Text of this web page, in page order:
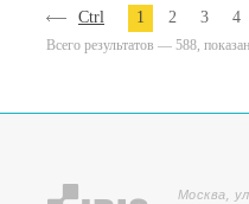
Ctrl 1 2 3 4
Всего результатов — 588,
Москва,